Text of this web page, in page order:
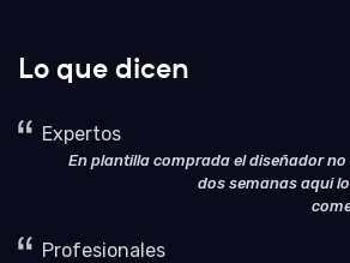
Lo que dicen
Expertos
En plantilla comprada el diseñador
dos semanas aqui
Profesionales